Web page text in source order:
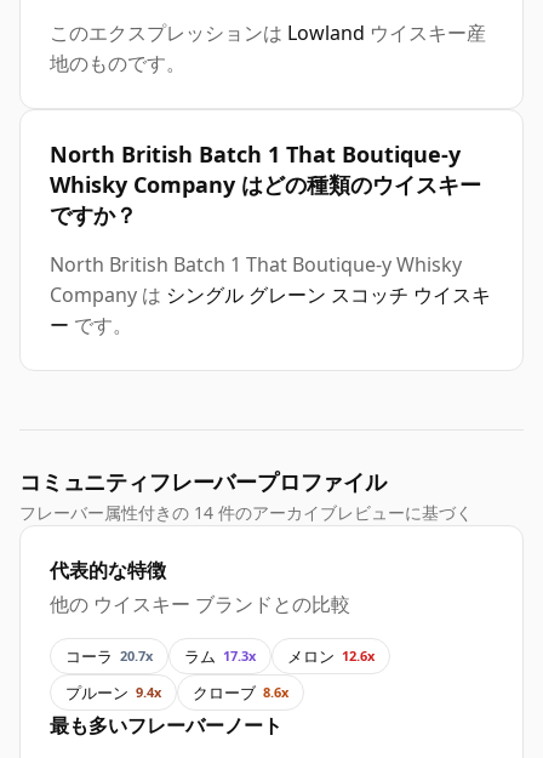
このエクスプレッションは Lowland ウイスキー産
地のものです。
North British Batch 1 That Boutique-y
Whisky Company はどの種類のウイスキー
ですか？
North British Batch 1 That Boutique-y Whisky
Company は シングル グレーン スコッチ ウイスキ
ー です。
コミュニティフレーバープロファイル
フレーバー属性付きの 14 件のアーカイブレビューに基づく
代表的な特徴
他の ウイスキー ブランドとの比較
コーラ 20.7x ラム 17.3x メロン 12.6x
プルーン 9.4x クローブ 8.6x
最も多いフレーバーノート